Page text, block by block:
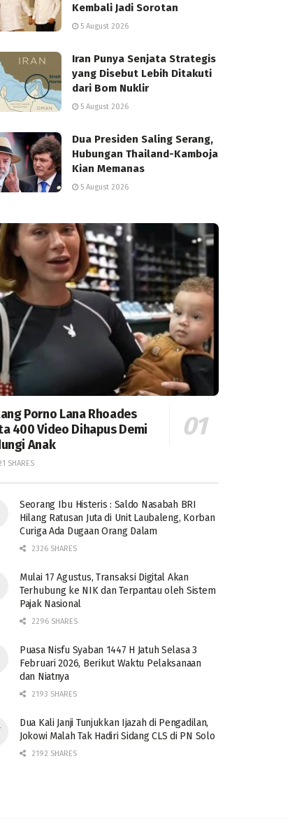
Kembali Jadi Sorotan
5 August 2026
Iran Punya Senjata Strategis
yang Disebut Lebih Ditakuti
dari Bom Nuklir
5 August 2026
Dua Presiden Saling Serang,
Hubungan Thailand-Kamboja
Kian Memanas
5 August 2026
Porno Lana Rhoades
400 Video Dihapus Demi
Anak
SHARES
Seorang Ibu Histeris : Saldo Nasabah BRI
Hilang Ratusan Juta di Unit Laubaleng, Korban
Curiga Ada Dugaan Orang Dalam
2326 SHARES
Mulai 17 Agustus, Transaksi Digital Akan
Terhubung ke NIK dan Terpantau oleh Sistem
Pajak Nasional
2296 SHARES
Puasa Nisfu Syaban 1447 H Jatuh Selasa 3
Februari 2026, Berikut Waktu Pelaksanaan
dan Niatnya
2193 SHARES
Dua Kali Janji Tunjukkan Ijazah di Pengadilan,
Jokowi Malah Tak Hadiri Sidang CLS di PN Solo
2192 SHARES